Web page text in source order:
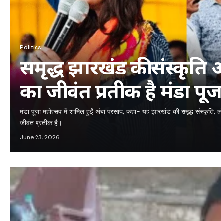
Politics
समृद्ध झारखंड की संस्कृति
का जीवंत प्रतीक है मंडा
मंडा पूजा महोत्सव में शामिल हुईं अंबा प्रसाद, कहा- यह झारखंड की समृद्ध
जीवंत प्रतीक है।
June 23, 2026